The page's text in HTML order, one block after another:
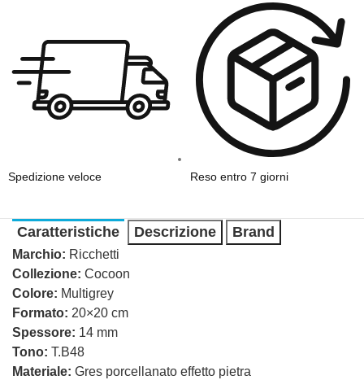
Spedizione veloce Reso entro 7 giorni
Caratteristiche Descrizione Brand
Marchio: Ricchetti
Collezione: Cocoon
Colore: Multigrey
Formato: 20×20 cm
Spessore: 14 mm
Tono: T.B48
Materiale: Gres porcellanato effetto pietra